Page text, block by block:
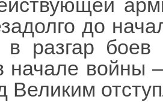
до
разгар
начале войны
Великим